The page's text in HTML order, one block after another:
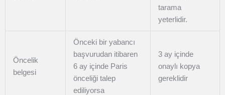
tarama
yeterlidir.
Öncelik
belgesi
Önceki bir yabancı
başvurudan itibaren
6 ay içinde Paris
önceliği talep
ediliyorsa
3 ay içinde
onaylı kopya
gereklidir